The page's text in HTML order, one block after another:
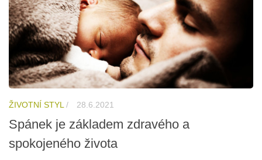
ŽIVOTNÍ STYL/ 28.6.2021
Spánek je základem zdravého a
spokojeného života